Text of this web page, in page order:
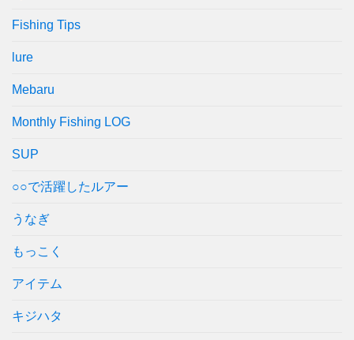
Fishing Tips
lure
Mebaru
Monthly Fishing LOG
SUP
○○で活躍したルアー
うなぎ
もっこく
アイテム
キジハタ